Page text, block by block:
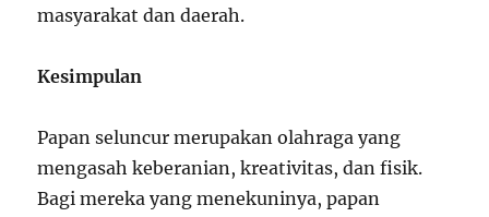
masyarakat dan daerah.
Kesimpulan
Papan seluncur merupakan olahraga yang
mengasah keberanian, kreativitas, dan fisik.
Bagi mereka yang menekuninya, papan